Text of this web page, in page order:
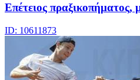
Επέτειος πραξικοπήματος,
ID: 10611873